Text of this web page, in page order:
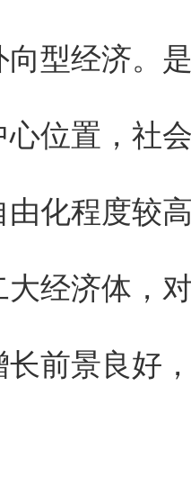
型经济。
心位置，社
化程度较
经济体，
前景良好